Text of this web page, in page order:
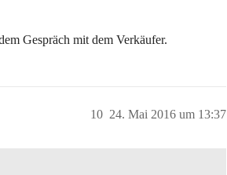
Gespräch mit dem Verkäufer.
24. Mai 2016 um 13:37
10